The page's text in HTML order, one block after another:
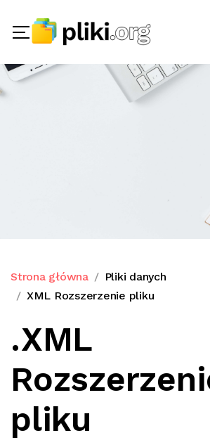
Strona główna
Pliki danych
XML Rozszerzenie pliku
.XML
pliku